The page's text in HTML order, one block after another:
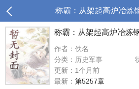
称霸：从架起高炉冶炼
称霸：从架起高炉冶炼
作者：佚名
分类：历史军事
更新：1个月前
最新： 第5257章